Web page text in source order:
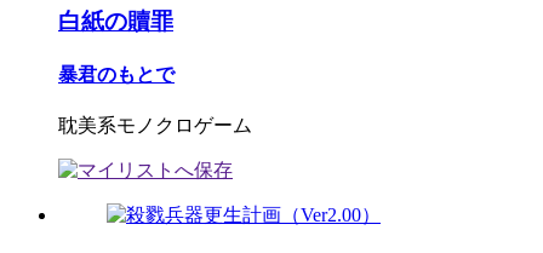
白紙の贖罪
暴君のもとで
耽美系モノクロゲーム